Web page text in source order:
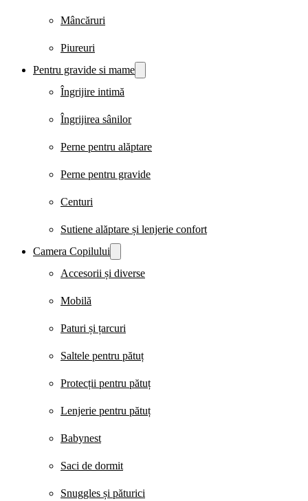
Mâncăruri
Piureuri
Pentru gravide si mame
Îngrijire intimă
Îngrijirea sânilor
Perne pentru alăptare
Perne pentru gravide
Centuri
Sutiene alăptare și lenjerie confort
Camera Copilului
Accesorii și diverse
Mobilă
Paturi și țarcuri
Saltele pentru pătuț
Protecții pentru pătuț
Lenjerie pentru pătuț
Babynest
Saci de dormit
Snuggles și păturici